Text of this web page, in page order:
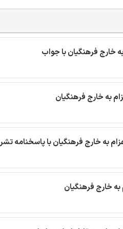
خارج فرهنگیان با جواب
به خارج فرهنگیان
به خارج فرهنگیان با پاسخنامه
به خارج فرهنگیان